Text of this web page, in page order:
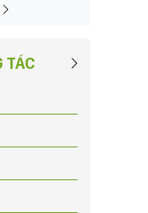
vốn Quỹ
NỘN THU
XUÂN,
TÁC